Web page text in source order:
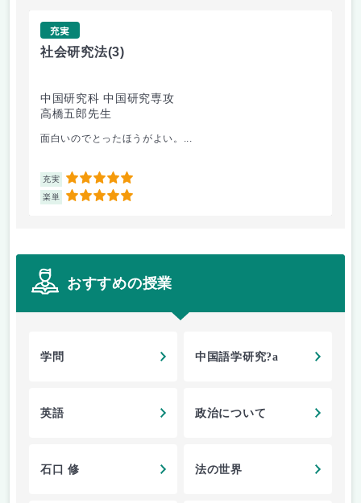
充実
社会研究法(3)
中国研究科 中国研究専攻
高橋五郎先生
面白いのでとったほうがよい。...
充実 5
楽単 5
おすすめの授業
学問 中国語学研究?a
英語 政治について
石口 修 法の世界